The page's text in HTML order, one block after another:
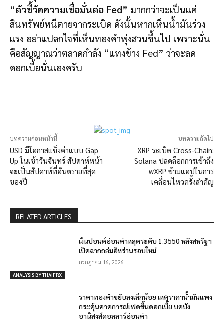
“ตัวชี้วัดความเชื่อมั่นต่อ Fed” มากกว่าจะเป็นแค่
สินทรัพย์หนีตายจากระเบิด ดังนั้นหากเห็นน้ำมันร่วง
แรง อย่าแปลกใจที่เห็นทองคำพุ่งสวนขึ้นไป เพราะนั่น
คือสัญญาณว่าตลาดกำลัง “แทงข้าง Fed” ว่าจะลด
ดอกเบี้ยนั่นเองครับ
บทความก่อนหน้านี้
USD มีโอกาสแข็งค่าแบบ Gap
Up ในเช้าวันจันทร์ สัปดาห์หน้า
จะเป็นสัปดาห์ที่อันตรายที่สุด
ของปี
บทความถัดไป
XRP ระเบิด Cross-Chain:
Solana ปลดล็อกการเข้าถึง
wXRP ข้ามแอปในการ
เคลื่อนไหวครั้งสำคัญ
RELATED ARTICLES
ANALYSIS BY THAIFRX
เงินปอนด์อ่อนค่าหลุดระดับ 1.3550 หลังสหรัฐฯ
เปิดฉากถล่มอิหร่านรอบใหม่
กรกฎาคม 16, 2026
ราคาทองคำขยับลงเล็กน้อย เหตุราคาน้ำมันแพง
กระตุ้นคาดการณ์เฟดขึ้นดอกเบี้ย บดบัง
อานิสงส์ดอลลาร์อ่อนค่า